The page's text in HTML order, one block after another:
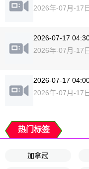
2026年-07月-17日
2026-07-17
2026年-07月-17日
2026-07-17
2026年-07月-17
热门标签
加拿冠